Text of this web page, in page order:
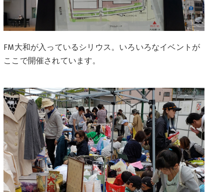
FM大和が入っているシリウス。いろいろなイベントが
ここで開催されています。